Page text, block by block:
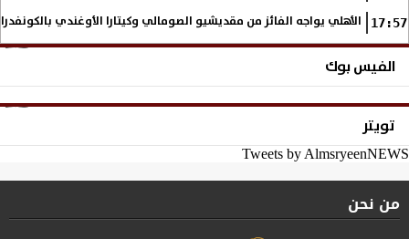
17:57 الأهلي يواجه الفائز من مقديشيو الصومالي وكيتارا الأوغندي
الفيس بوك
تويتر
Tweets by AlmsryeenNEWS
من نحن